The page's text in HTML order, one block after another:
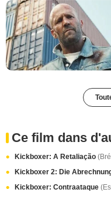
Ce film dans
Kickboxer: A Retaliação
Kickboxer 2: Die
Kickboxer: Contraataque